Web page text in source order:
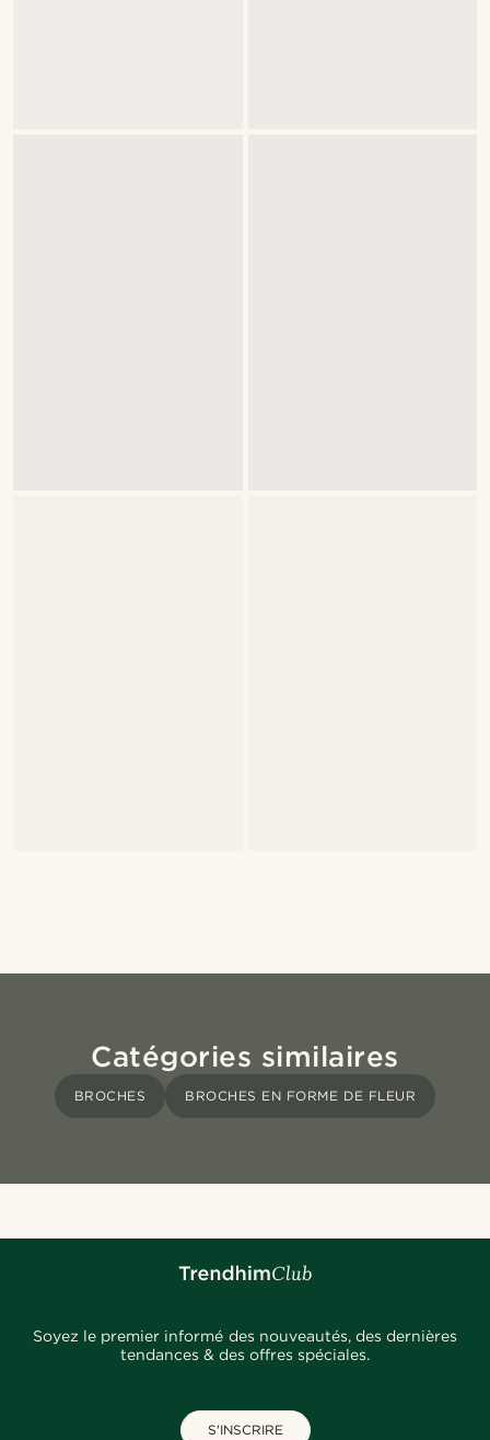
Catégories similaires
BROCHES BROCHES EN FORME DE FLEUR
Soyez le premier informé des nouveautés, des dernières
tendances & des offres spéciales.
S'INSCRIRE